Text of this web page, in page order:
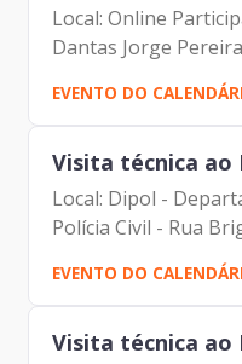
Local: Online
Dantas Jorge
Pimentel Antonio
Filho Alexandre
Murta Luciano de...
EVENTO DO
Visita técnica ao
Local: Dipol -
Polícia Civil - Rua
Pauta: Troca de
Participantes:
PRODAM Severino
EVENTO DO
Visita técnica ao